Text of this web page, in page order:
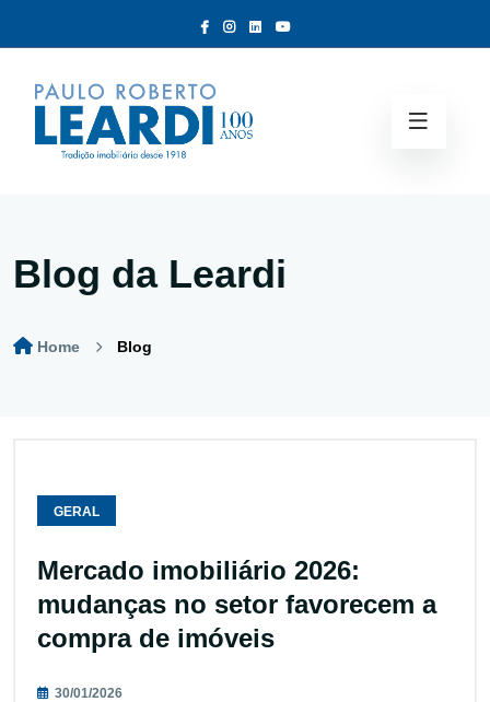
Blog da Leardi
Home Blog
GERAL
Mercado imobiliário 2026:
mudanças no setor favorecem a
compra de imóveis
30/01/2026